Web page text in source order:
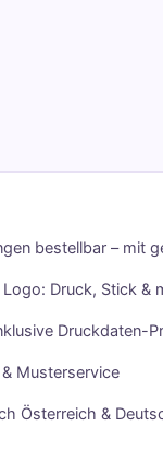
bestellbar – mit
Druck, Stick &
Druckdaten-
Musterservice
Österreich &